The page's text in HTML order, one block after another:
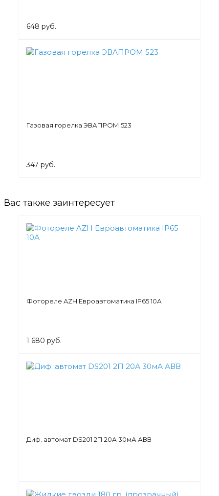
648 руб.
Газовая горелка ЭВАПРОМ 523
347 руб.
Вас также заинтересует
Фотореле AZH Евроавтоматика IP65 10А
1 680 руб.
Диф. автомат DS201 2П 20А 30мА АВВ